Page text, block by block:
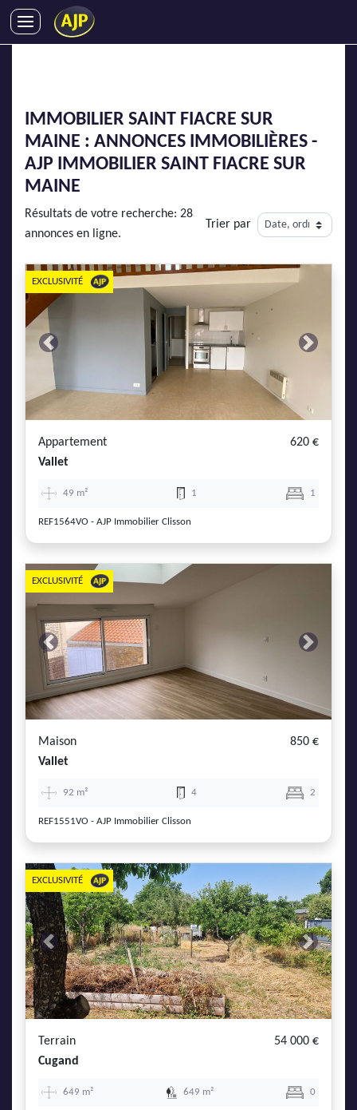
SYNDIC
LMNP
IMMOBILIER NEUF
LOCATIONS DE VACANCES
DEVENIR FRANCHISÉ
AJP Recrute
AJP Actualités
Service Qualité Clients
IMMOBILIER SAINT FIACRE SUR
MAINE : ANNONCES IMMOBILIÈRES -
AJP IMMOBILIER SAINT FIACRE SUR
MAINE
Résultats de votre recherche: 28
annonces en ligne.
Trier par
Previous Next
EXCLUSIVITÉ
Appartement
620 €
Vallet
49 m² 1 1
REF1564VO - AJP Immobilier Clisson
Previous Next
EXCLUSIVITÉ
Maison
850 €
Vallet
92 m² 4 2
REF1551VO - AJP Immobilier Clisson
Previous Next
EXCLUSIVITÉ
Terrain
54 000 €
Cugand
649 m² 649 m² 0